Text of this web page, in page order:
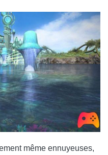
même ennuyeuses,